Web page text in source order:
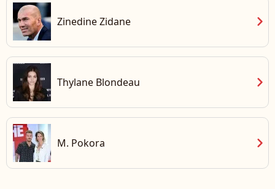
Zinedine Zidane chevron_right
Thylane Blondeau chevron_right
M. Pokora chevron_right